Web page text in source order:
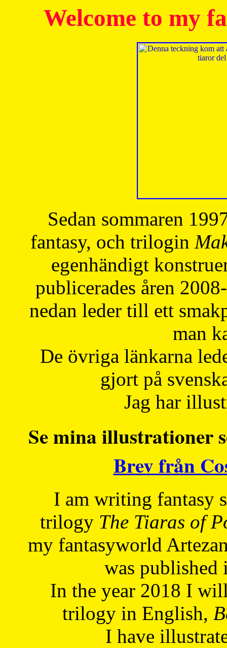
Welcome to my
Sedan sommaren
fantasy, och trilogin
egenhändigt
publicerades åren
nedan leder till ett
man
De övriga länkarna
gjort på
Jag har
Se mina illustrationer
Brev från
I am writing fantasy
trilogy The Tiaras of
my fantasyworld
was published
In the year 2018 I
trilogy in English,
I have